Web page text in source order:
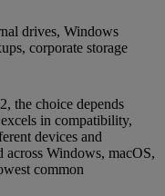
drives, Windows
corporate storage
the choice depends
in compatibility,
devices and
across Windows, macOS,
common